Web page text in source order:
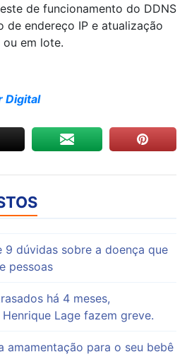
de funcionamento do DDNS
de endereço IP e atualização
em lote.
Digital
9 dúvidas sobre a doença que
pessoas
há 4 meses,
Lage fazem greve.
amamentação para o seu bebê